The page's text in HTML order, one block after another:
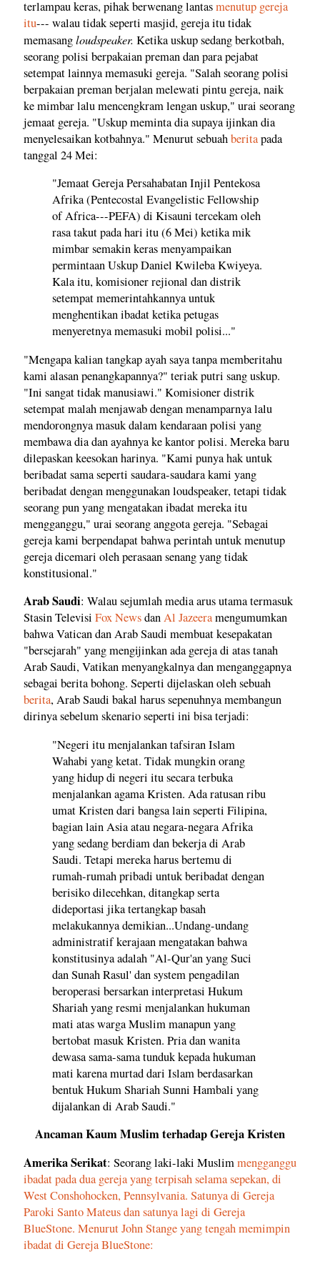
terlampau keras, pihak berwenang lantasmenutup gereja
itu--- walau tidak seperti masjid, gereja itu tidak
memasangloudspeaker. Ketika uskup sedang berkotbah,
seorang polisi berpakaian preman dan para pejabat
setempat lainnya memasuki gereja. "Salah seorang polisi
berpakaian preman berjalan melewati pintu gereja, naik
ke mimbar lalu mencengkram lengan uskup," urai seorang
jemaat gereja. "Uskup meminta dia supaya ijinkan dia
menyelesaikan kotbahnya." Menurut sebuahberitapada
tanggal 24 Mei:
"Jemaat Gereja Persahabatan Injil Pentekosa
Afrika (Pentecostal Evangelistic Fellowship
of Africa---PEFA) di Kisauni tercekam oleh
rasa takut pada hari itu (6 Mei) ketika mik
mimbar semakin keras menyampaikan
permintaan Uskup Daniel Kwileba Kwiyeya.
Kala itu, komisioner rejional dan distrik
setempat memerintahkannya untuk
menghentikan ibadat ketika petugas
menyeretnya memasuki mobil polisi..."
"Mengapa kalian tangkap ayah saya tanpa memberitahu
kami alasan penangkapannya?" teriak putri sang uskup.
"Ini sangat tidak manusiawi." Komisioner distrik
setempat malah menjawab dengan menamparnya lalu
mendorongnya masuk dalam kendaraan polisi yang
membawa dia dan ayahnya ke kantor polisi. Mereka baru
dilepaskan keesokan harinya. "Kami punya hak untuk
beribadat sama seperti saudara-saudara kami yang
beribadat dengan menggunakan loudspeaker, tetapi tidak
seorang pun yang mengatakan ibadat mereka itu
mengganggu," urai seorang anggota gereja. "Sebagai
gereja kami berpendapat bahwa perintah untuk menutup
gereja dicemari oleh perasaan senang yang tidak
konstitusional."
Arab Saudi: Walau sejumlah media arus utama termasuk
Stasin Televisi Fox NewsdanAl Jazeeramengumumkan
bahwa Vatican dan Arab Saudi membuat kesepakatan
"bersejarah" yang mengijinkan ada gereja di atas tanah
Arab Saudi, Vatikan menyangkalnya dan menganggapnya
sebagai berita bohong. Seperti dijelaskan oleh sebuah
berita, Arab Saudi bakal harus sepenuhnya membangun
dirinya sebelum skenario seperti ini bisa terjadi:
"Negeri itu menjalankan tafsiran Islam
Wahabi yang ketat. Tidak mungkin orang
yang hidup di negeri itu secara terbuka
menjalankan agama Kristen. Ada ratusan ribu
umat Kristen dari bangsa lain seperti Filipina,
bagian lain Asia atau negara-negara Afrika
yang sedang berdiam dan bekerja di Arab
Saudi. Tetapi mereka harus bertemu di
rumah-rumah pribadi untuk beribadat dengan
berisiko dilecehkan, ditangkap serta
dideportasi jika tertangkap basah
melakukannya demikian...Undang-undang
administratif kerajaan mengatakan bahwa
konstitusinya adalah "Al-Qur'an yang Suci
dan Sunah Rasul' dan system pengadilan
beroperasi bersarkan interpretasi Hukum
Shariah yang resmi menjalankan hukuman
mati atas warga Muslim manapun yang
bertobat masuk Kristen. Pria dan wanita
dewasa sama-sama tunduk kepada hukuman
mati karena murtad dari Islam berdasarkan
bentuk Hukum Shariah Sunni Hambali yang
dijalankan di Arab Saudi."
Ancaman Kaum Muslim terhadap Gereja Kristen
Amerika Serikat: Seorang laki-laki Muslimmengganggu
ibadat pada dua gereja yang terpisah selama sepekan, di
West Conshohocken, Pennsylvania. Satunya di Gereja
Paroki Santo Mateus dan satunya lagi di Gereja
BlueStone. Menurut John Stange yang tengah memimpin
ibadat di Gereja BlueStone: